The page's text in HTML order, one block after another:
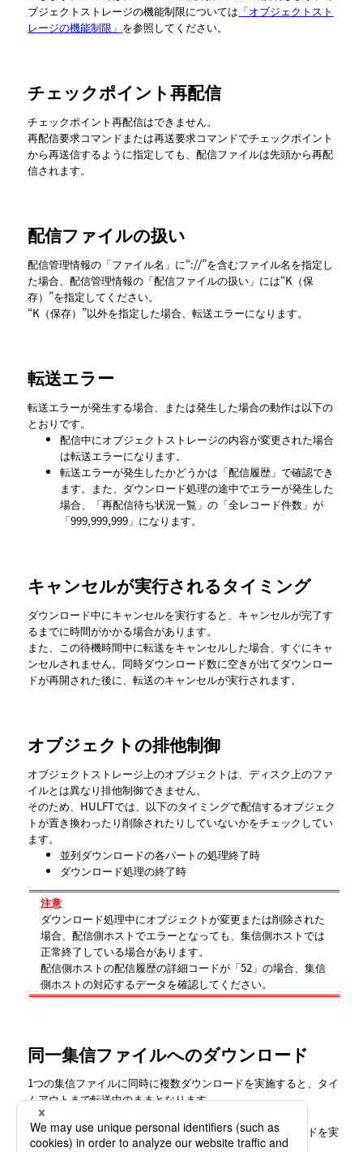
ブジェクトストレージの機能制限については 「オブジェクトスト
レージの機能制限」 を参照してください。
チェックポイント再配信
チェックポイント再配信はできません。
再配信要求コマンドまたは再送要求コマンドでチェックポイント
から再送信するように指定しても、配信ファイルは先頭から再配
信されます。
配信ファイルの扱い
配信管理情報の ファイル名
に“://”を含むファイル名を指定し
た場合、配信管理情報の
配信ファイルの扱い
には“K（保
存）”を指定してください。
“K（保存）”以外を指定した場合、転送エラーになります。
転送エラー
転送エラーが発生する場合、または発生した場合の動作は以下の
とおりです。
配信中にオブジェクトストレージの内容が変更された場合
は転送エラーになります。
転送エラーが発生したかどうかは
配信履歴
で確認でき
ます。また、ダウンロード処理の途中でエラーが発生した
場合、
再配信待ち状況一覧 の 全レコード件数
が
「999,999,999」になります。
キャンセルが実行されるタイミング
ダウンロード中にキャンセルを実行すると、キャンセルが完了す
るまでに時間がかかる場合があります。
また、この待機時間中に転送をキャンセルした場合、すぐにキャ
ンセルされません。同時ダウンロード数に空きが出てダウンロー
ドが再開された後に、転送のキャンセルが実行されます。
オブジェクトの排他制御
オブジェクトストレージ上のオブジェクトは、ディスク上のファ
イルとは異なり排他制御できません。
そのため、HULFTでは、以下のタイミングで配信するオブジェク
トが置き換わったり削除されたりしていないかをチェックしてい
ます。
並列ダウンロードの各パートの処理終了時
ダウンロード処理の終了時
注意
ダウンロード処理中にオブジェクトが変更または削除された
場合、配信側ホストでエラーとなっても、集信側ホストでは
正常終了している場合があります。
配信側ホストの配信履歴の詳細コードが「52」の場合、集信
側ホストの対応するデータを確認してください。
同一集信ファイルへのダウンロード
1つの集信ファイルに同時に複数ダウンロードを実施すると、タイ
ムアウトまで転送中のままとなります。
また、転送キャンセルも行えません。
このため、1つの集信ファイルには同時に複数のダウンロードを実
施しないでください。